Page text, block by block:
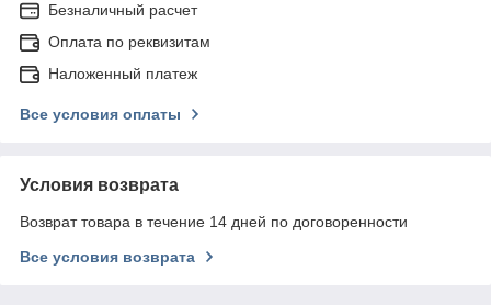
Безналичный расчет
Оплата по реквизитам
Наложенный платеж
Все условия оплаты
Условия возврата
Возврат товара в течение 14 дней по договоренности
Все условия возврата